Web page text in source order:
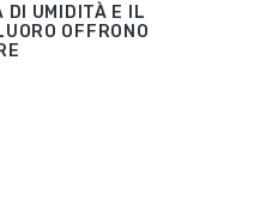
DI UMIDITÀ E IL
OFFRONO